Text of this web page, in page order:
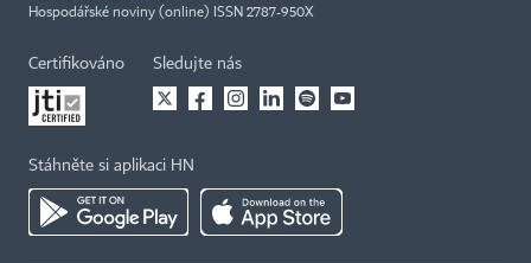
Hospodářské noviny (online) ISSN 2787-950X
Certifikováno Sledujte nás
Stáhněte si aplikaci HN